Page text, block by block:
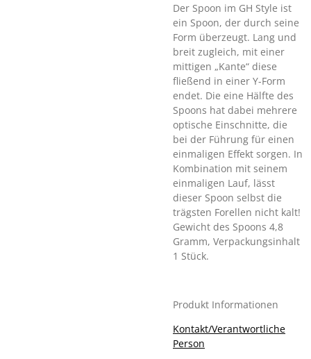
Der Spoon im GH Style ist
ein Spoon, der durch seine
Form überzeugt. Lang und
breit zugleich, mit einer
mittigen „Kante“ diese
fließend in einer Y-Form
endet. Die eine Hälfte des
Spoons hat dabei mehrere
optische Einschnitte, die
bei der Führung für einen
einmaligen Effekt sorgen. In
Kombination mit seinem
einmaligen Lauf, lässt
dieser Spoon selbst die
trägsten Forellen nicht kalt!
Gewicht des Spoons 4,8
Gramm, Verpackungsinhalt
1 Stück.
Produkt Informationen
Kontakt/Verantwortliche
Person